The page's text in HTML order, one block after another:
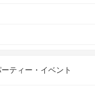
ティー・イベント